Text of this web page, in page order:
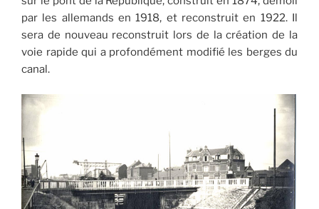
par les allemands en 1918, et reconstruit en 1922. Il
sera de nouveau reconstruit lors de la création de la
voie rapide qui a profondément modifié les berges du
canal.